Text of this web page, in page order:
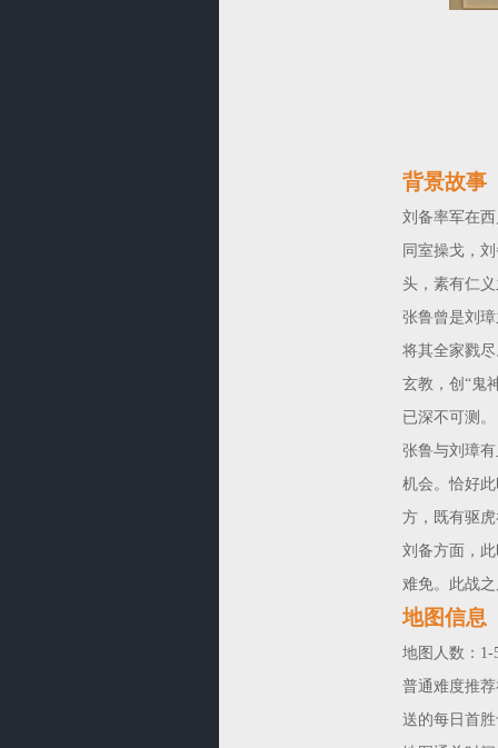
背景故事
刘备率军在
同室操戈，
头，素有仁
张鲁曾是刘
将其全家戮
玄教，创“鬼
已深不可测。
张鲁与刘璋
机会。恰好
方，既有驱
刘备方面，
难免。此战
地图信息
地图人数：1-
普通难度推
送的每日首